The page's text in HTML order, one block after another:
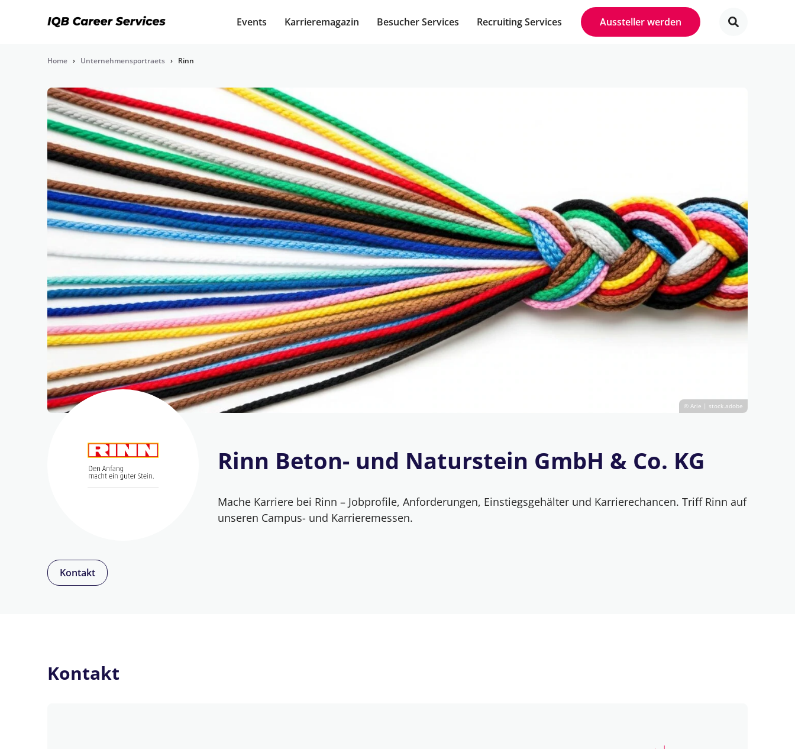
Events Karrieremagazin Besucher Services Recruiting Services Aussteller werden
Home › Unternehmensportraets › Rinn
© Arie | stock.adobe
Rinn Beton- und Naturstein GmbH & Co. KG
Mache Karriere bei Rinn – Jobprofile, Anforderungen, Einstiegsgehälter und Karrierechancen. Triff Rinn auf
unseren Campus- und Karrieremessen.
Kontakt
Kontakt